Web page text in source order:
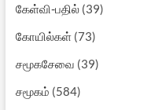
கேள்வி-பதில்(39)
கோயில்கள்(73)
சமூகசேவை (39)
சமூகம் (584)